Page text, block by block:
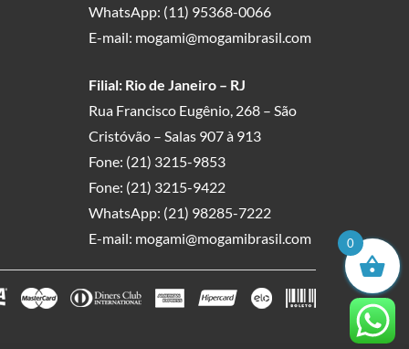
WhatsApp: (11) 95368-0066
E-mail: mogami@mogamibrasil.com
Filial: Rio de Janeiro – RJ
Rua Francisco Eugênio, 268 – São
Cristóvão – Salas 907 à 913
Fone: (21) 3215-9853
Fone: (21) 3215-9422
WhatsApp: (21) 98285-7222
E-mail: mogami@mogamibrasil.com 0